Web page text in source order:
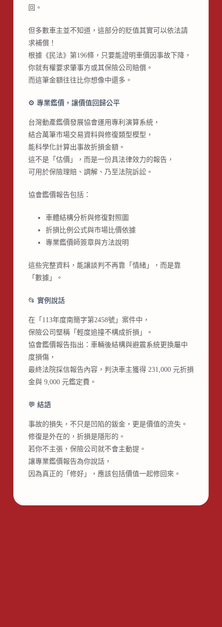
回。
但多數車主並不知道，這部分的貶值其實可以依法請
求補償！
根據《民法》第196條，只要能證明車價因事故下降，
你就有權要求肇事方或其保險公司賠償。
而這筆金額往往比你想像中還多。
⚙️ 專業鑑價，讓價值回歸公平
台灣動產鑑價發展協會運用專利演算系統，
結合萬筆市場交易資料與修復類型模型，
能科學化計算出事故折損金額。
這不是「估價」，而是一份具法律效力的報告，
可用於保險理賠、調解、乃至法院訴訟。
協會鑑價報告包括：
車體結構分析與修復對照圖
折損比例公式與市場比價依據
專業鑑價師簽章與方法說明
這些完整資料，能讓談判不再靠「情緒」，而是靠
「數據」。
📂 實例說話
在「113年度南簡字第2458號」案件中，
保險公司堅稱「輕度追撞不構成折損」。
協會鑑價報告指出：車輛後結構與避震系統更換屬中
度損傷，
最終法院採信報告內容，判決車主獲得 231,000 元折損
金與 9,000 元鑑定費。
💬 結語
事故的損失，不只是凹陷的鈑金，更是價值的流失。
修復是外在的，折損是隱形的。
若你不主張，保險公司就不會主動提。
讓專業鑑價報告為你說話，
因為真正的「修好」，應該包括價值一起修回來。